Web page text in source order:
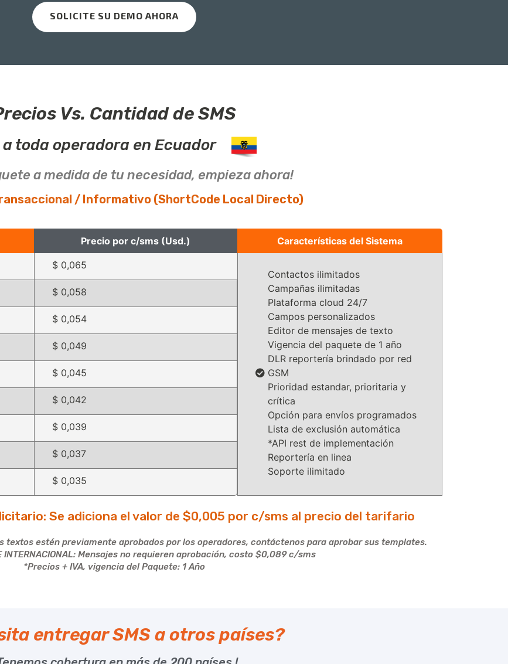
SOLICITE SU DEMO AHORA
Vs. Cantidad de SMS
a toda operadora en Ecuador
a medida de tu necesidad, empieza ahora!
/ Informativo (ShortCode Local Directo)
Precio por c/sms (Usd.) Características del Sistema
$ 0,065
Contactos ilimitados
Campañas ilimitadas
Plataforma cloud 24/7
Campos personalizados
Editor de mensajes de texto
Vigencia del paquete de 1 año
DLR reportería brindado por red
GSM
Prioridad estandar, prioritaria y
crítica
Opción para envíos programados
Lista de exclusión automática
*API rest de implementación
Reportería en linea
Soporte ilimitado
$ 0,058
$ 0,054
$ 0,049
$ 0,045
$ 0,042
$ 0,039
$ 0,037
$ 0,035
Se adiciona el valor de $0,005 por c/sms al precio del tarifario
textos estén previamente aprobados por los operadores, contáctenos para aprobar sus templates.
INTERNACIONAL: Mensajes no requieren aprobación, costo $0,089 c/sms
*Precios + IVA, vigencia del Paquete: 1 Año
entregar SMS a otros países?